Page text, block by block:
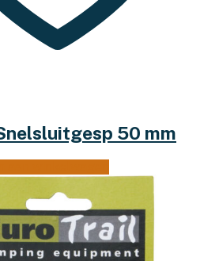
50 mm